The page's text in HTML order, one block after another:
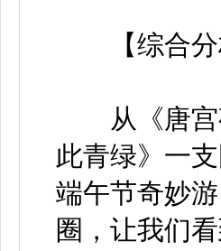
【综合分
从《唐宫
此青绿》一
端午节奇妙
圈，让我们